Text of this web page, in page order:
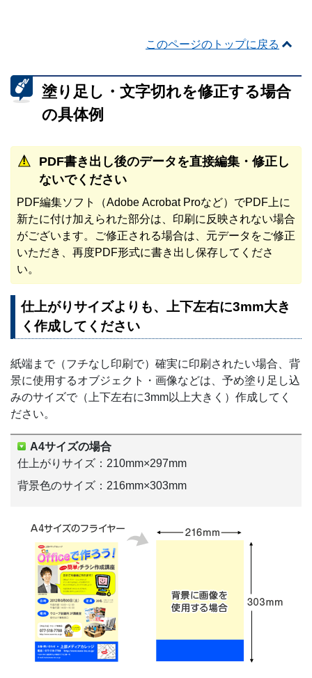
このページのトップに戻る
塗り足し・文字切れを修正する場合
の具体例
PDF書き出し後のデータを直接編集・修正し
ないでください
PDF編集ソフト（Adobe Acrobat Proなど）でPDF上に
新たに付け加えられた部分は、印刷に反映されない場合
がございます。ご修正される場合は、元データをご修正
いただき、再度PDF形式に書き出し保存してくださ
い。
仕上がりサイズよりも、上下左右に3mm大き
く作成してください
紙端まで（フチなし印刷で）確実に印刷されたい場合、背
景に使用するオブジェクト・画像などは、予め塗り足し込
みのサイズで（上下左右に3mm以上大きく）作成してく
ださい。
A4サイズの場合
仕上がりサイズ：210mm×297mm
背景色のサイズ：216mm×303mm